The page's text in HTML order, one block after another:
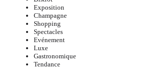
Exposition
Champagne
Shopping
Spectacles
Evénement
Luxe
Gastronomique
Tendance